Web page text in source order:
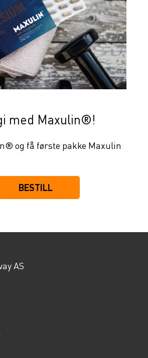
med Maxulin®!
og få første pakke Maxulin
BESTILL
AS